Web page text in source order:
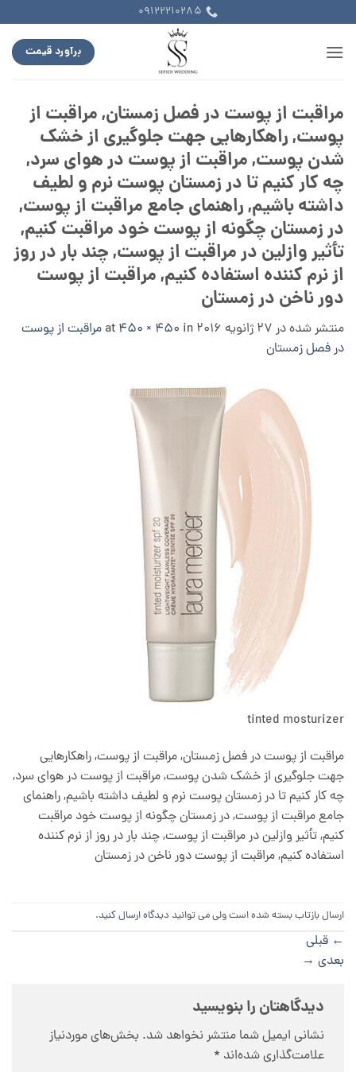
to
content
09122210285
برآورد قیمت
مراقبت از پوست در فصل زمستان, مراقبت از
پوست, راهکارهایی جهت جلوگیری از خشک
شدن پوست, مراقبت از پوست در هوای سرد,
چه کار کنیم تا در زمستان پوست نرم و لطیف
داشته باشیم, راهنمای جامع مراقبت از پوست,
در زمستان چگونه از پوست خود مراقبت کنیم,
تأثیر وازلین در مراقبت از پوست, چند بار در روز
از نرم کننده استفاده کنیم, مراقبت از پوست
دور ناخن در زمستان
منتشر شده در 27 ژانویه 2016 450 × 450 in
مراقبت از پوست
در فصل زمستان
tinted mosturizer
مراقبت از پوست در فصل زمستان, مراقبت از پوست, راهکارهایی
جهت جلوگیری از خشک شدن پوست, مراقبت از پوست در هوای سرد,
چه کار کنیم تا در زمستان پوست نرم و لطیف داشته باشیم, راهنمای
جامع مراقبت از پوست, در زمستان چگونه از پوست خود مراقبت
کنیم, تأثیر وازلین در مراقبت از پوست, چند بار در روز از نرم کننده
استفاده کنیم, مراقبت از پوست دور ناخن در زمستان
ارسال بازتاب بسته شده است ولی می توانید دیدگاه ارسال کنید.
← قبلی
بعدی →
دیدگاهتان را بنویسید
نشانی ایمیل شما منتشر نخواهد شد. بخش‌های موردنیاز
علامت‌گذاری شده‌اند *